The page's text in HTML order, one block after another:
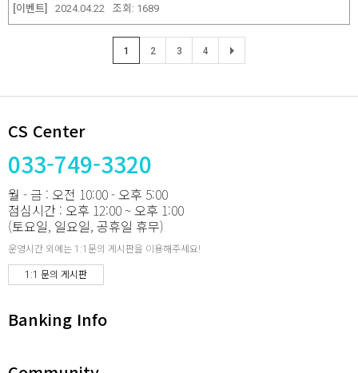
[이벤트] 2024.04.22 조회: 1689
1 2 3 4
CS Center
033-749-3320
월 - 금 : 오전 10:00 - 오후 5:00
점심시간 : 오후 12:00 ~ 오후 1:00
(토요일, 일요일, 공휴일 휴무)
운영시간 외에는 1:1문의 게시판을 이용해주세요!
1:1 문의 게시판
Banking Info